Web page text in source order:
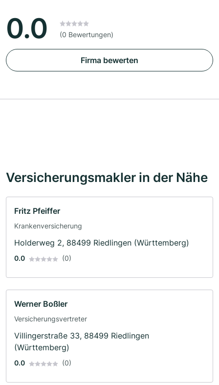
0.0 (0 Bewertungen)
Firma bewerten
Versicherungsmakler in der Nähe
Fritz Pfeiffer
Krankenversicherung
Holderweg 2, 88499 Riedlingen (Württemberg)
0.0 (0)
Werner Boßler
Versicherungsvertreter
Villingerstraße 33, 88499 Riedlingen
(Württemberg)
0.0 (0)